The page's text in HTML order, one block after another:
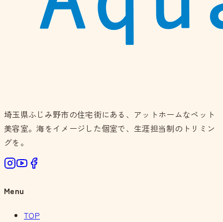
埼玉県ふじみ野市の住宅街にある、アットホームなペット
美容室。海をイメージした個室で、生涯担当制のトリミン
グを。
Menu
TOP